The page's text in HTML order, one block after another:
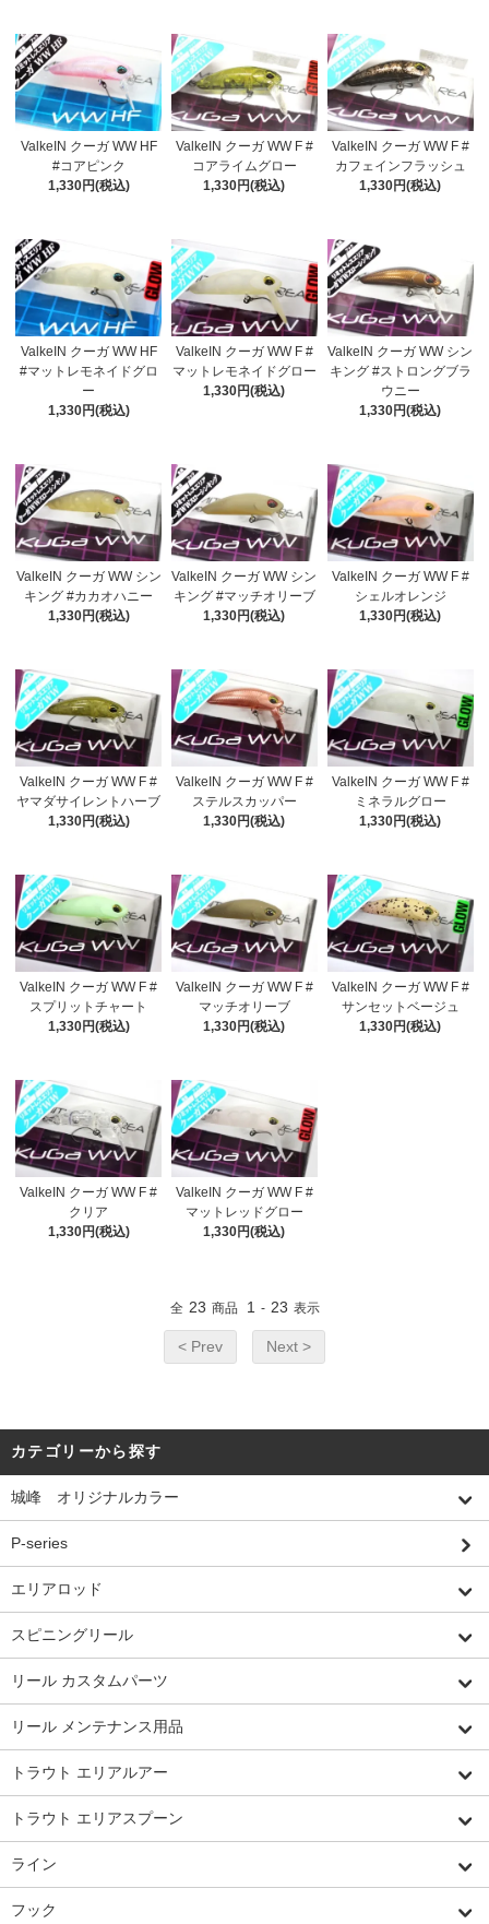
ValkeIN クーガ WW HF
#コアピンク
1,330円(税込)
ValkeIN クーガ WW F #
コアライムグロー
1,330円(税込)
ValkeIN クーガ WW F #
カフェインフラッシュ
1,330円(税込)
ValkeIN クーガ WW HF
#マットレモネイドグロ
ー
1,330円(税込)
ValkeIN クーガ WW F #
マットレモネイドグロー
1,330円(税込)
ValkeIN クーガ WW シン
キング #ストロングブラ
ウニー
1,330円(税込)
ValkeIN クーガ WW シン
キング #カカオハニー
1,330円(税込)
ValkeIN クーガ WW シン
キング #マッチオリーブ
1,330円(税込)
ValkeIN クーガ WW F #
シェルオレンジ
1,330円(税込)
ValkeIN クーガ WW F #
ヤマダサイレントハーブ
1,330円(税込)
ValkeIN クーガ WW F #
ステルスカッパー
1,330円(税込)
ValkeIN クーガ WW F #
ミネラルグロー
1,330円(税込)
ValkeIN クーガ WW F #
スプリットチャート
1,330円(税込)
ValkeIN クーガ WW F #
マッチオリーブ
1,330円(税込)
ValkeIN クーガ WW F #
サンセットベージュ
1,330円(税込)
ValkeIN クーガ WW F #
クリア
1,330円(税込)
ValkeIN クーガ WW F #
マットレッドグロー
1,330円(税込)
全 23 商品 1 - 23 表示
< Prev Next >
カテゴリーから探す
城峰 オリジナルカラー
P-series
エリアロッド
スピニングリール
リール カスタムパーツ
リール メンテナンス用品
トラウト エリアルアー
トラウト エリアスプーン
ライン
フック